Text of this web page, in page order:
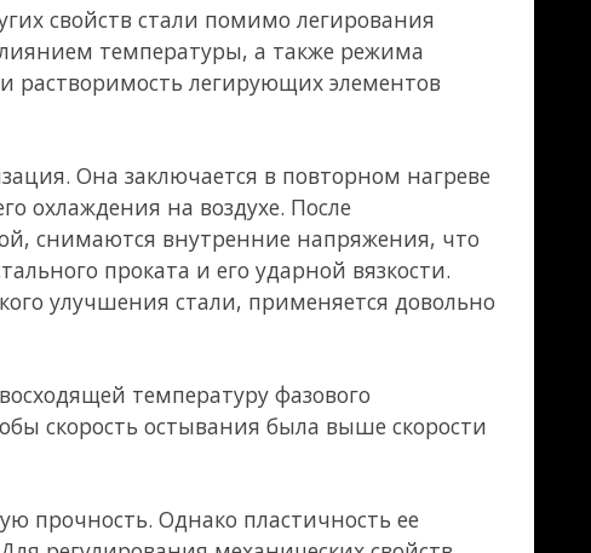
Наиболее
сталь носит
сопротивлению,
0,12 до 0,3 % или
его
фазе силикаты и
воздействиям
конструкций,
раскисляется